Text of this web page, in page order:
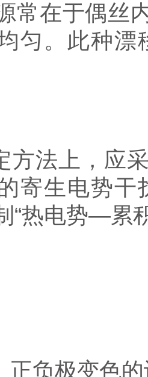
常在于偶丝
匀。此种漂
上，应采
寄生电势干
“热电势—累
负极变色的